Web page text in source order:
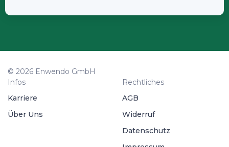
© 2026 Enwendo GmbH
Infos
Karriere
Über Uns
Rechtliches
AGB
Widerruf
Datenschutz